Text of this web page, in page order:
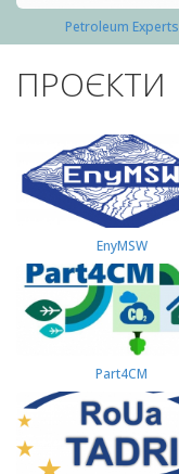
Petroleum Experts
ПРОЄКТИ
EnyMSW
Part4СМ